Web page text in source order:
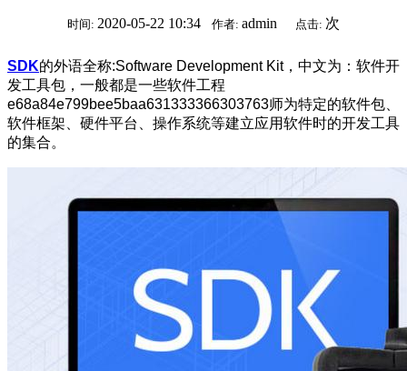
时间: 2020-05-22 10:34 作者: admin 点击: 次
SDK的外语全称:Software Development Kit，中文为：软件开
发工具包，一般都是一些软件工程
e68a84e799bee5baa631333366303763师为特定的软件包、
软件框架、硬件平台、操作系统等建立应用软件时的开发工具
的集合。